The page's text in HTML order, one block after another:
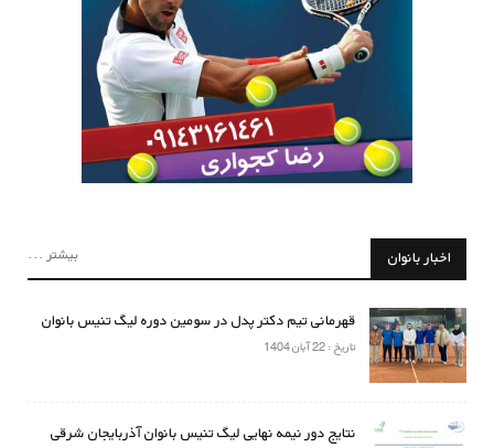
اخبار بانوان بیشتر ...
قهرمانی تیم دکتر پدل در سومین دوره لیگ تنیس بانوان
تاریخ : 22 آبان 1404
نتایج دور نیمه نهایی لیگ تنیس بانوان آذربایجان شرقی